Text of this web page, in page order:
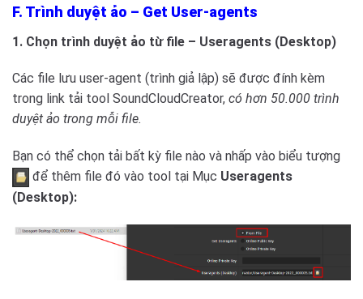
F. Trình duyệt ảo – Get User-agents
1. Chọn trình duyệt ảo từ file – Useragents (Desktop)
Các file lưu user-agent (trình giả lập) sẽ được đính kèm
trong link tải tool SoundCloudCreator, có hơn 50.000 trình
duyệt ảo trong mỗi file.
Bạn có thể chọn tải bất kỳ file nào và nhấp vào biểu tượng
để thêm file đó vào tool tại Mục Useragents
(Desktop):